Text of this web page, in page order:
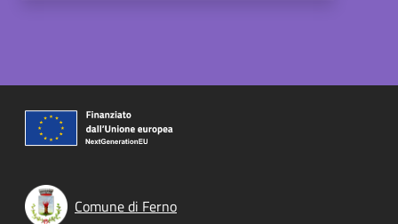
Comune di Ferno